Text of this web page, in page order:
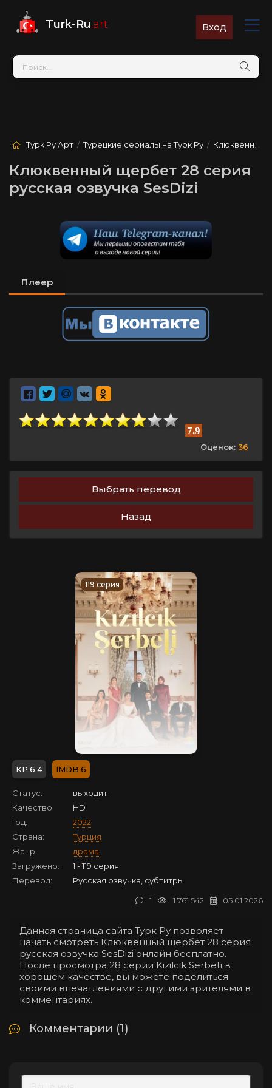
Turk-Ru.art Вход
Турк Ру Арт /Турецкие сериалы на Турк Ру / Клюквенный щербет
Клюквенный щербет 28 серия
русская озвучка SesDizi
Плеер
7.9
Оценок: 36
Выбрать перевод
Назад
119 серия
6.4 6
Статус:
выходит
Качество:
HD
Год:
2022
Страна:
Турция
Жанр:
драма
Загружено:
1 - 119 серия
Перевод:
Русская озвучка, субтитры
05.01.2026
1 761 542
1
Данная страница сайта Турк Ру позволяет
начать смотреть Клюквенный щербет 28 серия
русская озвучка SesDizi онлайн бесплатно.
После просмотра 28 серии Kizilcik Serbeti в
хорошем качестве, вы можете поделиться
своими впечатлениями с другими зрителями в
комментариях.
Комментарии (1)